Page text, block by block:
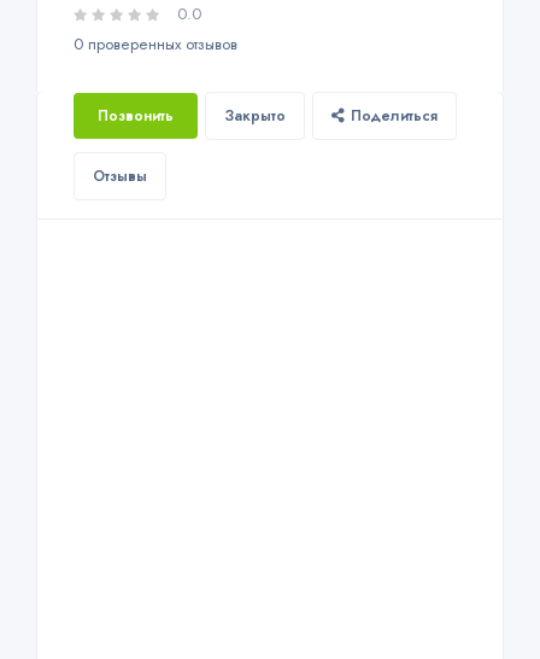
0.0
0 проверенных отзывов
Позвонить Закрыто Поделиться
Отзывы